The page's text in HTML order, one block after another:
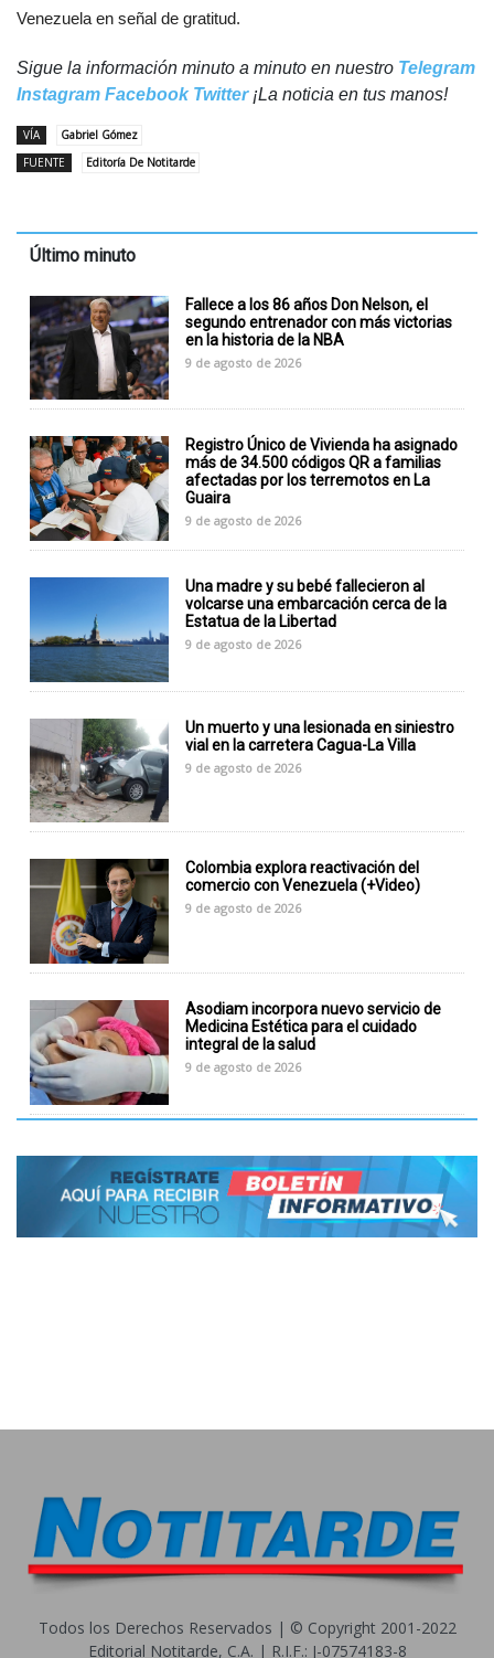
Venezuela en señal de gratitud.
Sigue la información minuto a minuto en nuestro Telegram
Instagram Facebook Twitter¡La noticia en tus manos!
VÍA
Gabriel Gómez
FUENTE
Editoría De Notitarde
Último minuto
Fallece a los 86 años Don Nelson, el
segundo entrenador con más victorias
en la historia de la NBA
9 de agosto de 2026
Registro Único de Vivienda ha asignado
más de 34.500 códigos QR a familias
afectadas por los terremotos en La
Guaira
9 de agosto de 2026
Una madre y su bebé fallecieron al
volcarse una embarcación cerca de la
Estatua de la Libertad
9 de agosto de 2026
Un muerto y una lesionada en siniestro
vial en la carretera Cagua-La Villa
9 de agosto de 2026
Colombia explora reactivación del
comercio con Venezuela (+Video)
9 de agosto de 2026
Asodiam incorpora nuevo servicio de
Medicina Estética para el cuidado
integral de la salud
9 de agosto de 2026
Todos los Derechos Reservados | © Copyright 2001-2022
Editorial Notitarde, C.A. | R.I.F.: J-07574183-8